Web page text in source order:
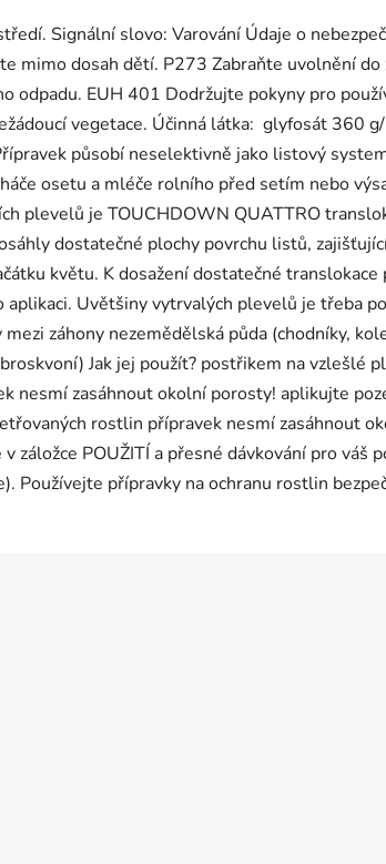
Signální slovo: Varování Údaje o
mimo dosah dětí. P273 Zabraňte uvolnění
odpadu. EUH 401 Dodržujte pokyny pro
vegetace. Účinná látka: glyfosát 360
působí neselektivně jako listový
osetu a mléče rolního před setím nebo
plevelů je TOUCHDOWN QUATTRO
dostatečné plochy povrchu listů,
květu. K dosažení dostatečné
Uvětšiny vytrvalých plevelů je třeba
záhony nezemědělská půda (chodníky,
Jak jej použít? postřikem na
nesmí zasáhnout okolní porosty! aplikujte
rostlin přípravek nesmí zasáhnout
POUŽITÍ a přesné dávkování pro váš
Používejte přípravky na ochranu rostlin